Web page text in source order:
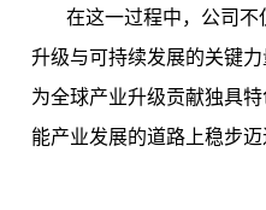
在这一过程中，公司不
升级与可持续发展的关键力
为全球产业升级贡献独具
能产业发展的道路上稳步迈